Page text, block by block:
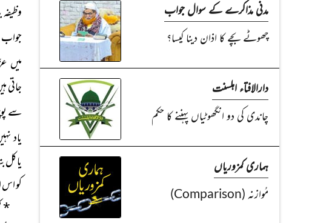
جواب
میں
جاتی
سے
یاد
کو اس
*
مدنی مذاکرے کے سوال جواب
چھوٹے بچے کا اذان دینا کیسا؟
دارالافتاء اہلسنت
چاندی کی دو انگھوٹیاں پہننے کا حکم
ہماری کمزوریاں
مُوازنہ (Comparison)